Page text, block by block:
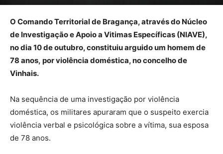
O Comando Territorial de Bragança, através do Núcleo
de Investigação e Apoio a Vitimas Específicas (NIAVE),
no dia 10 de outubro, constituiu arguido um homem de
78 anos, por violência doméstica, no concelho de
Vinhais.
Na sequência de uma investigação por violência
doméstica, os militares apuraram que o suspeito exercia
violência verbal e psicológica sobre a vítima, sua esposa
de 78 anos.